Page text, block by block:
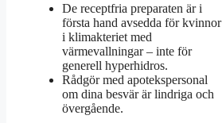
De receptfria preparaten är i
första hand avsedda för kvinnor
i klimakteriet med
värmevallningar – inte för
generell hyperhidros.
Rådgör med apotekspersonal
om dina besvär är lindriga och
övergående.